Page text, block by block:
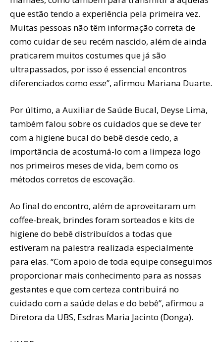
que estão tendo a experiência pela primeira vez.
Muitas pessoas não têm informação correta de
como cuidar de seu recém nascido, além de ainda
praticarem muitos costumes que já são
ultrapassados, por isso é essencial encontros
diferenciados como esse”, afirmou Mariana Duarte.
Por último, a Auxiliar de Saúde Bucal, Deyse Lima,
também falou sobre os cuidados que se deve ter
com a higiene bucal do bebê desde cedo, a
importância de acostumá-lo com a limpeza logo
nos primeiros meses de vida, bem como os
métodos corretos de escovação.
Ao final do encontro, além de aproveitaram um
coffee-break, brindes foram sorteados e kits de
higiene do bebê distribuídos a todas que
estiveram na palestra realizada especialmente
para elas. “Com apoio de toda equipe conseguimos
proporcionar mais conhecimento para as nossas
gestantes e que com certeza contribuirá no
cuidado com a saúde delas e do bebê”, afirmou a
Diretora da UBS, Esdras Maria Jacinto (Donga).